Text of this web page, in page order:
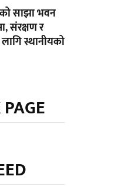
साझा भवन
संरक्षण र
स्थानीयको